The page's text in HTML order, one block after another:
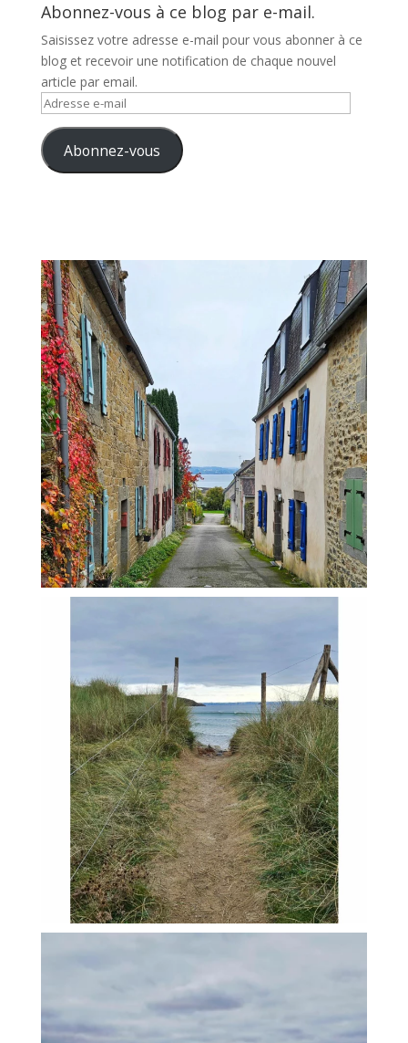
Abonnez-vous à ce blog par e-mail.
Saisissez votre adresse e-mail pour vous abonner à ce
blog et recevoir une notification de chaque nouvel
article par email.
Adresse
mail Abonnez-vous